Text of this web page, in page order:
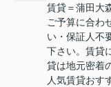
賃貸＝蒲田大
ご予算に合わ
い・保証人不
下さい。賃貸
貸は地元密着
人気賃貸おす